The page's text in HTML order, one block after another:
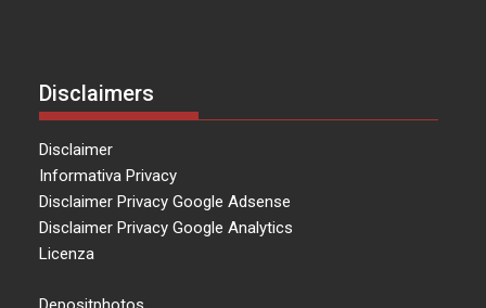
Disclaimers
Disclaimer
Informativa Privacy
Disclaimer Privacy Google Adsense
Disclaimer Privacy Google Analytics
Licenza